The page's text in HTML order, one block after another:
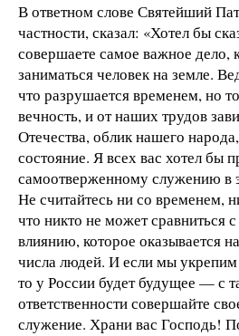
В ответном слове Святейший
частности, сказал: «Хотел бы
совершаете самое важное
заниматься человек на земле.
что разрушается временем, но
вечность, и от наших трудов
Отечества, облик нашего
состояние. Я всех вас хотел бы
самоотверженному служению в
Не считайтесь ни со временем,
что никто не может сравниться
влиянию, которое оказывается
числа людей. И если мы
то у России будет будущее — с
ответственности совершайте
служение. Храни вас Господь!